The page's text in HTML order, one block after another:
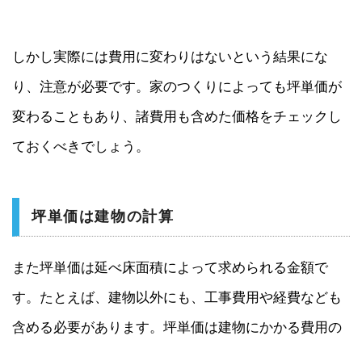
しかし実際には費用に変わりはないという結果にな
り、注意が必要です。家のつくりによっても坪単価が
変わることもあり、諸費用も含めた価格をチェックし
ておくべきでしょう。
坪単価は建物の計算
また坪単価は延べ床面積によって求められる金額で
す。たとえば、建物以外にも、工事費用や経費なども
含める必要があります。坪単価は建物にかかる費用の